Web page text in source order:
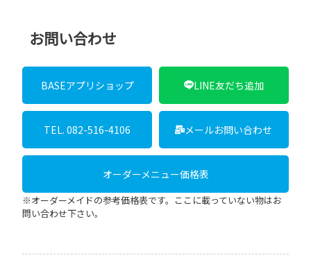
お問い合わせ
BASEアプリショップ LINE友だち追加
TEL. 082-516-4106 メールお問い合わせ
オーダーメニュー価格表
※オーダーメイドの参考価格表です。ここに載っていない物はお
問い合わせ下さい。